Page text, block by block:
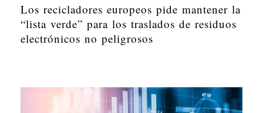
Los recicladores europeos pide mantener la
“lista verde” para los traslados de residuos
electrónicos no peligrosos